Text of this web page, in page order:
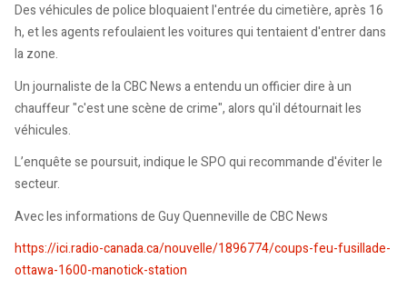
Des véhicules de police bloquaient l'entrée du cimetière, après 16
h, et les agents refoulaient les voitures qui tentaient d'entrer dans
la zone.
Un journaliste de la CBC News a entendu un officier dire à un
chauffeur "c'est une scène de crime", alors qu'il détournait les
véhicules.
L’enquête se poursuit, indique le SPO qui recommande d'éviter le
secteur.
Avec les informations de Guy Quenneville de CBC News
https://ici.radio-canada.ca/nouvelle/1896774/coups-feu-fusillade-
ottawa-1600-manotick-station